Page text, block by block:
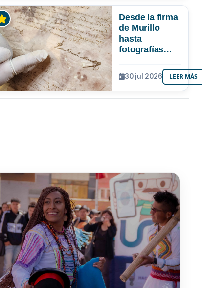
Bolivia
Desde la firma
de Murillo
hasta
fotografías
UMSA
resguarda 6
joyas de la
30 jul 2026 LEER MÁS